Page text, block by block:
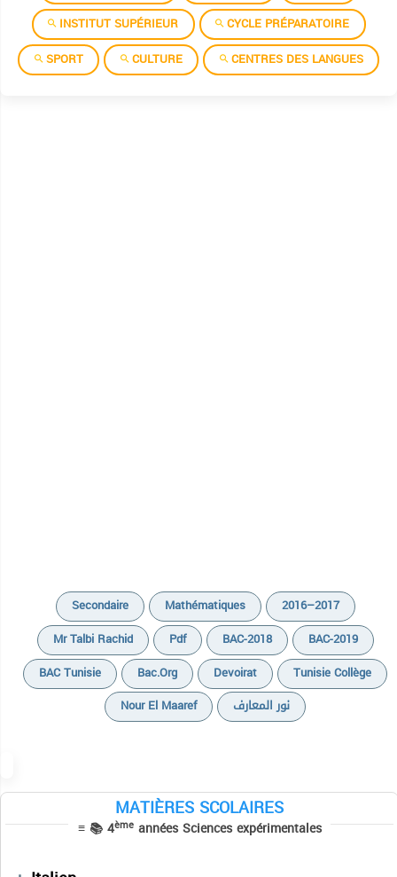
INSTITUT SUPÉRIEUR
CYCLE PRÉPARATOIRE
SPORT
CULTURE CENTRES DES LANGUES
Secondaire Mathématiques
2016–2017
Mr Talbi Rachid
Pdf BAC-2018
BAC-2019
BAC Tunisie
Bac.org Devoirat
Tunisie Collège
Nour El Maaref
نور المعارف
MATIÈRES SCOLAIRES
≡ 📚 4èmeannées Sciences expérimentales
Français
Devoirs
Devoirs
Cours
Sujets BAC PRATIQUE